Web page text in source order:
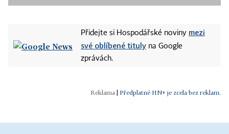
Přidejte si Hospodářské noviny mezi
své oblíbené tituly na Google
zprávách.
Předplatné HN+ je zcela bez reklam.